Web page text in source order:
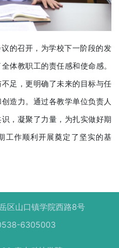
的召开，为学校下一阶段的发
体教职工的责任感和使命感。
足，更明确了未来的目标与任
造力。通过各教学单位负责人
，凝聚了力量，为扎实做好期
工作顺利开展奠定了坚实的基
区山口镇学院西路8号
6305003